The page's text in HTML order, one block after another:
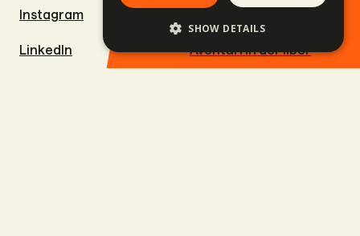
Instagram
LinkedIn Aventuri în aer liber
SHOW DETAILS